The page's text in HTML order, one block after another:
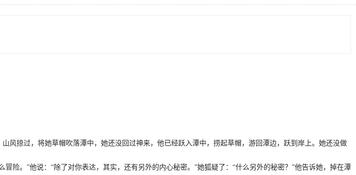
掠过，将她草帽吹落潭中，她还没回过神来，他已经跃入潭中，捞起草帽，游回潭边，跃到岸上。她还没做
。”他说：“除了对你表达，其实，还有另外的内心秘密。”她狐疑了：“什么另外的秘密？”他告诉她，掉在潭